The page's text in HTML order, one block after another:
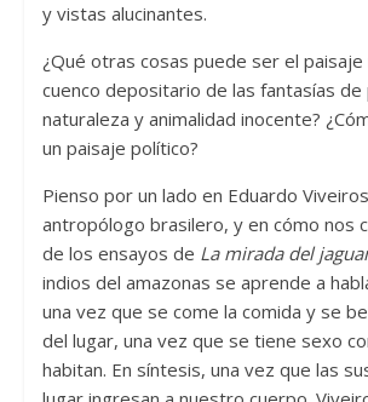
y vistas alucinantes.
¿Qué otras cosas puede ser el paisaje
cuenco depositario de las fantasías de
naturaleza y animalidad inocente?
un paisaje político?
Pienso por un lado en Eduardo
antropólogo brasilero, y en cómo nos
de los ensayos de La mirada del
indios del amazonas se aprende a
una vez que se come la comida y se
del lugar, una vez que se tiene sexo
habitan. En síntesis, una vez que las